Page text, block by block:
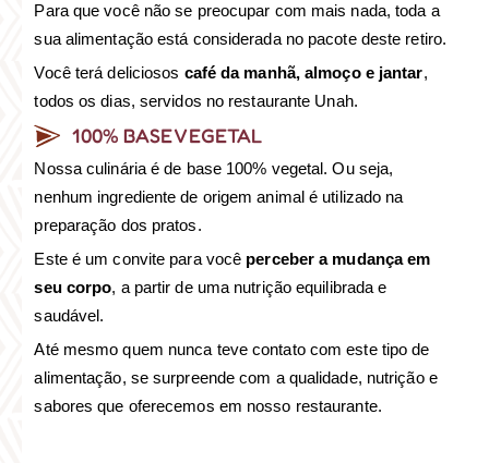
Para que você não se preocupar com mais nada, toda a
sua alimentação está considerada no pacote deste retiro.
Você terá deliciosos café da manhã, almoço e jantar,
todos os dias, servidos no restaurante Unah.
100% BASE VEGETAL
Nossa culinária é de base 100% vegetal. Ou seja,
nenhum ingrediente de origem animal é utilizado na
preparação dos pratos.
Este é um convite para você perceber a mudança em
seu corpo, a partir de uma nutrição equilibrada e
saudável.
Até mesmo quem nunca teve contato com este tipo de
alimentação, se surpreende com a qualidade, nutrição e
sabores que oferecemos em nosso restaurante.